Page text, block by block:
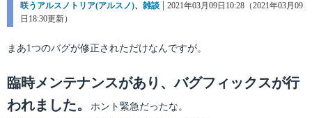
カ
テ
リ
咲うアルスノトリア(アルスノ)、 雑談
投
2021年03月09日10:28（2021年03月09
日18:30更新）
まあ1つのバグが修正されただけなんですが。
臨時メンテナンスがあり、バグフィックスが行
われました。
ホント緊急だったな。